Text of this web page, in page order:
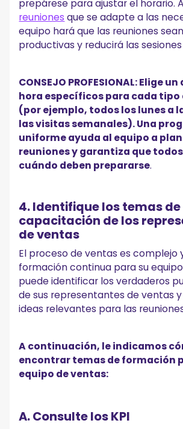
prepárese para ajustar el horario.
reuniones que se adapte a las
equipo hará que las reuniones
productivas y reducirá las
CONSEJO PROFESIONAL: Elige
hora específicos para cada tipo
(por ejemplo, todos los lunes a
las visitas semanales). Una
uniforme ayuda al equipo a
reuniones y garantiza que
cuándo deben prepararse.
4. Identifique los temas de
capacitación de los
de ventas
El proceso de ventas es complejo
formación continua para su
puede identificar los verdaderos
de sus representantes de ventas
ideas relevantes para las
A continuación, le indicamos
encontrar temas de formación
equipo de ventas:
A. Consulte los KPI